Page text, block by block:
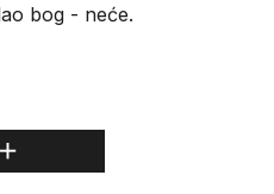
bog - neće.